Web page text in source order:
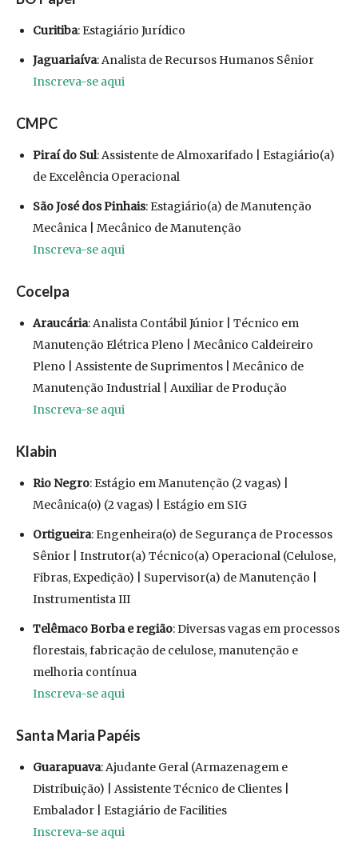
Curitiba: Estagiário Jurídico
Jaguariaíva: Analista de Recursos Humanos Sênior
Inscreva-se aqui
CMPC
Piraí do Sul: Assistente de Almoxarifado | Estagiário(a)
de Excelência Operacional
São José dos Pinhais: Estagiário(a) de Manutenção
Mecânica | Mecânico de Manutenção
Inscreva-se aqui
Cocelpa
Araucária: Analista Contábil Júnior | Técnico em
Manutenção Elétrica Pleno | Mecânico Caldeireiro
Pleno | Assistente de Suprimentos | Mecânico de
Manutenção Industrial | Auxiliar de Produção
Inscreva-se aqui
Klabin
Rio Negro: Estágio em Manutenção (2 vagas) |
Mecânica(o) (2 vagas) | Estágio em SIG
Ortigueira: Engenheira(o) de Segurança de Processos
Sênior | Instrutor(a) Técnico(a) Operacional (Celulose,
Fibras, Expedição) | Supervisor(a) de Manutenção |
Instrumentista III
Telêmaco Borba e região: Diversas vagas em processos
florestais, fabricação de celulose, manutenção e
melhoria contínua
Inscreva-se aqui
Santa Maria Papéis
Guarapuava: Ajudante Geral (Armazenagem e
Distribuição) | Assistente Técnico de Clientes |
Embalador | Estagiário de Facilities
Inscreva-se aqui